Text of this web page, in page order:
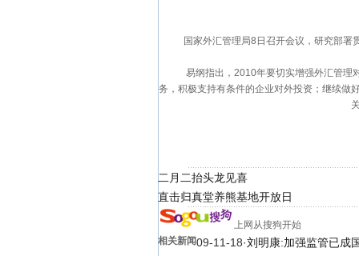
国家外汇管理局8日召开会议，研究部署贯
易纲指出，2010年要切实增强外汇管理对
务，积极支持有条件的企业对外投资；继续做
二月二抬头龙见喜
直击归真堂养熊基地开放日
上网从搜狗开始
相关新闻09-11-18·刘明康:加强监管已成